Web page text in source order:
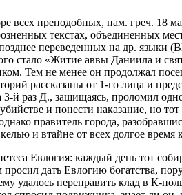
всех преподобных, пам. греч. 18
текстах, объединенных
переведенных на др.
стало «Житие аввы Даниила и
Тем не менее он продолжал
рассказаны от 1-го лица и
й раз Д., защищаясь, проломил
и понести наказание, но
правитель города,
и втайне от всех долгое
Евлогия: каждый день тот
дать Евлогию богатства,
удалось переправить клад в К-